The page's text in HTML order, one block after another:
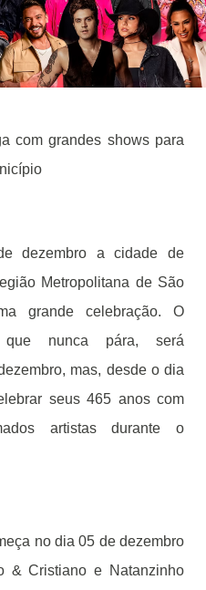
com grandes shows para
dezembro a cidade de
Metropolitana de São
grande celebração. O
que nunca pára, será
mas, desde o dia
seus 465 anos com
artistas durante o
no dia 05 de dezembro
& Cristiano e Natanzinho